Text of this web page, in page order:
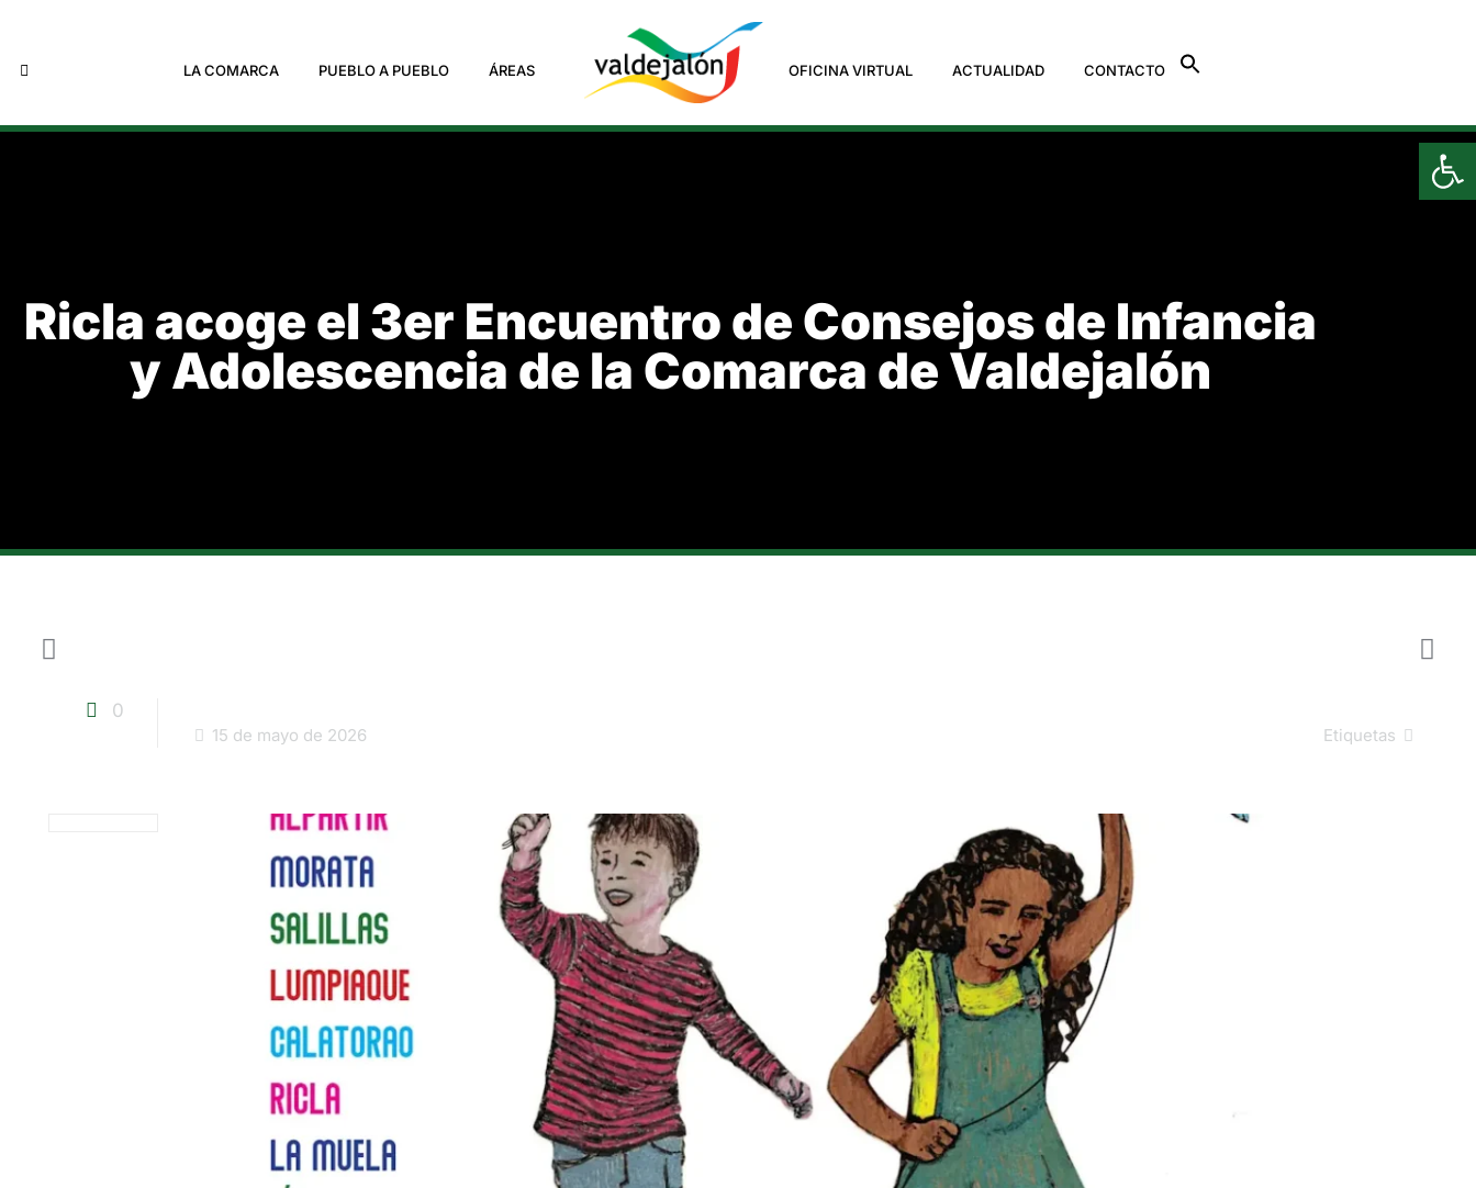
LA COMARCA PUEBLO A PUEBLO ÁREAS OFICINA VIRTUAL ACTUALIDAD CONTACTO
Ricla acoge el 3er Encuentro de Consejos de Infancia
y Adolescencia de la Comarca de Valdejalón
0
15 de mayo de 2026 Etiquetas